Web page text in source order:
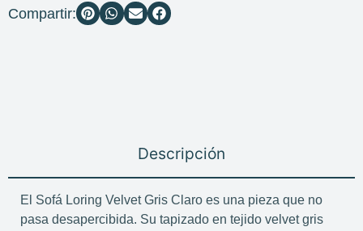
Compartir:
Descripción
El Sofá Loring Velvet Gris Claro es una pieza que no
pasa desapercibida. Su tapizado en tejido velvet gris